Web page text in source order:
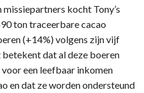
kocht Tony’s
ton traceerbare cacao
(+14%) volgens zijn vijf
dat al deze boeren
een leefbaar inkomen
en dat ze worden ondersteund